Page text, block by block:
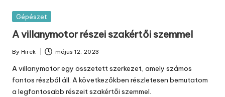
Posted
Gépészet
A villanymotor részei szakértői szemmel
Posted
by
By Hirek május 12, 2023
A villanymotor egy összetett szerkezet, amely számos
fontos részből áll. A következőkben részletesen bemutatom
a legfontosabb részeit szakértői szemmel.